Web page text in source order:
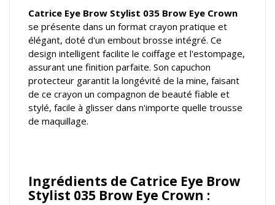
Catrice Eye Brow Stylist 035 Brow Eye Crown
se présente dans un format crayon pratique et
élégant, doté d'un embout brosse intégré. Ce
design intelligent facilite le coiffage et l'estompage,
assurant une finition parfaite. Son capuchon
protecteur garantit la longévité de la mine, faisant
de ce crayon un compagnon de beauté fiable et
stylé, facile à glisser dans n'importe quelle trousse
de maquillage.
Ingrédients de Catrice Eye Brow
Stylist 035 Brow Eye Crown :